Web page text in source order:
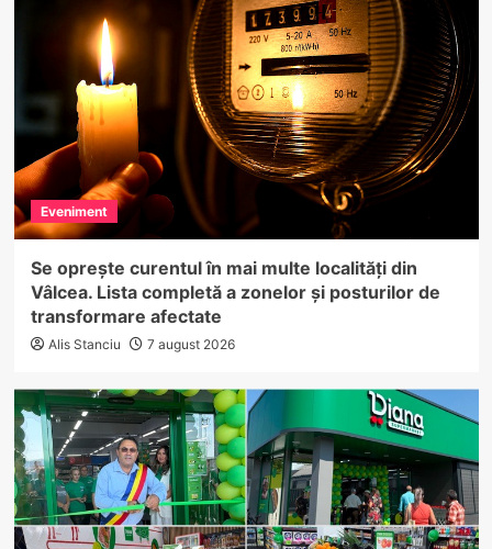
Eveniment
Se oprește curentul în mai multe localități din
Vâlcea. Lista completă a zonelor și posturilor de
transformare afectate
Alis Stanciu 7 august 2026